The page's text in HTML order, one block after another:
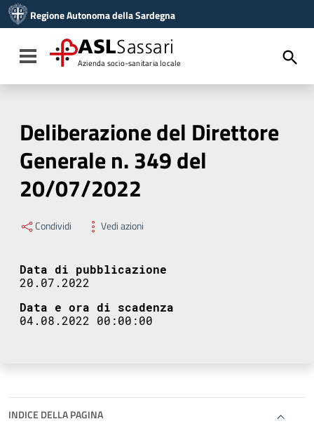
Vai al menu di navigazione
Vai al footer
Regione Autonoma della Sardegna
Toggle navigation
ASLSassari
Azienda socio-sanitaria locale
Deliberazione del Direttore
Generale n. 349 del
20/07/2022
Condividi Vedi azioni
Data di pubblicazione
20.07.2022
Data e ora di scadenza
04.08.2022 00:00:00
INDICE DELLA PAGINA